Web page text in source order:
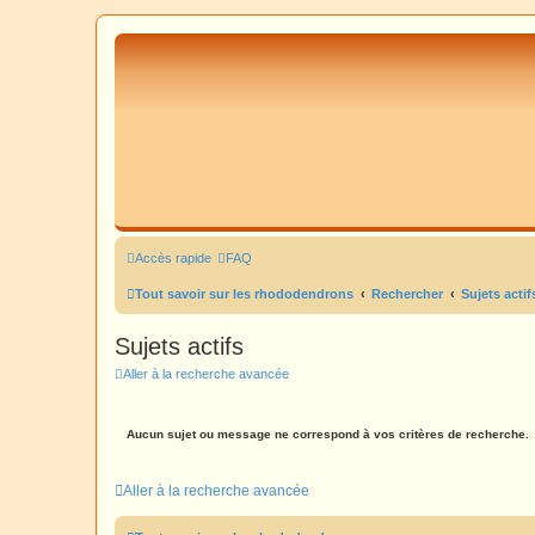
Accès rapide FAQ
Tout savoir sur les rhododendrons Rechercher Sujets
Sujets actifs
Aller à la recherche avancée
Aucun sujet ou message ne correspond à vos critères de recherche.
Aller à la recherche avancée